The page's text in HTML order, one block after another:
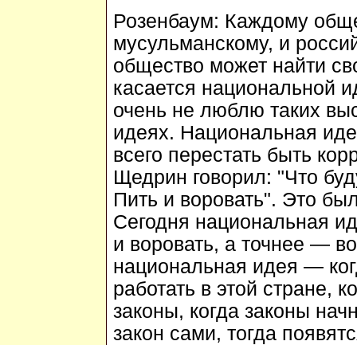
Розенбаум: Каждому
мусульманскому, и
общество может найти
касается национальной
очень не люблю таких
идеях. Национальная
всего перестать быть
Щедрин говорил: "Что
Пить и воровать". Это
Сегодня национальная
и воровать, а точнее —
национальная идея —
работать в этой стране,
законы, когда законы
закон сами, тогда